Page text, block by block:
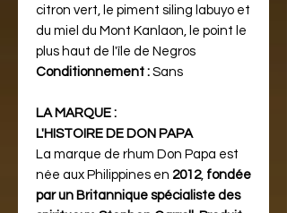
citron vert, le piment siling labuyo et
du miel du Mont Kanlaon, le point le
plus haut de l'île de Negros
Conditionnement : Sans
LA MARQUE :
L'HISTOIRE DE DON PAPA
La marque de rhum Don Papa est
née aux Philippines en 2012, fondée
par un Britannique spécialiste des